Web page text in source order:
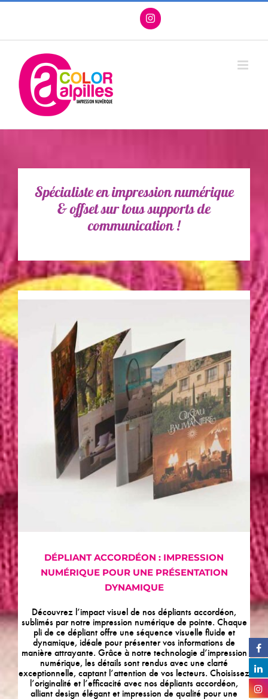
Passer
Spécialiste en impression numérique
& offset sur tous supports de
communication !
DÉPLIANT ACCORDÉON : IMPRESSION
NUMÉRIQUE POUR UNE PRÉSENTATION
DYNAMIQUE
Découvrez l’impact visuel de nos dépliants accordéon,
sublimés par notre impression numérique de pointe. Chaque
pli de ce dépliant offre une séquence visuelle fluide et
dynamique, idéale pour présenter vos informations de
manière attrayante. Grâce à notre technologie d’impression
numérique, les détails sont rendus avec une clarté
exceptionnelle, captant l’attention de vos lecteurs. Choisissez
l’originalité et l’efficacité avec nos dépliants accordéon,
alliant design élégant et impression de qualité pour une